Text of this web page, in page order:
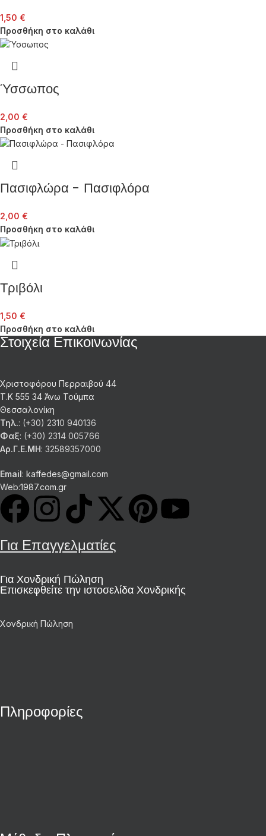
1,50 €
Προσθήκη στο καλάθι
Ύσσωπος
2,00 €
Προσθήκη στο καλάθι
Πασιφλώρα – Πασιφλόρα
2,00 €
Προσθήκη στο καλάθι
Τριβόλι
1,50 €
Προσθήκη στο καλάθι
Στοιχεία Επικοινωνίας
Χριστοφόρου Περραιβού 44
Τ.Κ 555 34 Άνω Τούμπα
Θεσσαλονίκη
Τηλ.: (+30) 2310 940136
Φαξ: (+30) 2314 005766
Αρ.Γ.Ε.ΜΗ: 32589357000
Email: kaffedes@gmail.com
Web:1987.com.gr
Για Επαγγελματίες
Για Χονδρική Πώληση
Επισκεφθείτε την ιστοσελίδα Χονδρικής
Χονδρική Πώληση
Πληροφορίες